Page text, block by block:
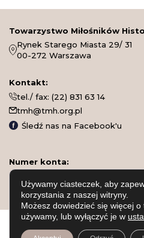
Towarzystwo Miłośników
Rynek Starego Miasta 29/ 31
00-272 Warszawa
Kontakt:
tel./ fax: (22) 831 63 14
tmh@tmh.org.pl
Śledź nas na Facebook'u
Numer konta:
Bank „Millennium” S.A.
21 1160 2202 0000 0000 5515
Polityka prywatności
© Copyright: Towarzystwo
Używamy ciasteczek, aby
korzystania z naszej witryny.
Możesz dowiedzieć się więcej
używamy, lub wyłączyć je w